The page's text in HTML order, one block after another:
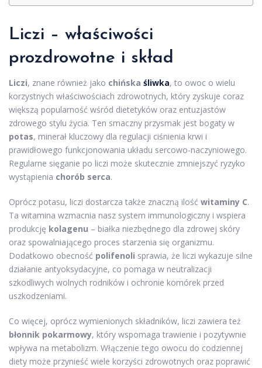
Liczi – właściwości
prozdrowotne i skład
Liczi, znane również jako chińska śliwka, to owoc o wielu
korzystnych właściwościach zdrowotnych, który zyskuje coraz
większą popularność wśród dietetyków oraz entuzjastów
zdrowego stylu życia. Ten smaczny przysmak jest bogaty w
potas, minerał kluczowy dla regulacji ciśnienia krwi i
prawidłowego funkcjonowania układu sercowo-naczyniowego.
Regularne sięganie po liczi może skutecznie zmniejszyć ryzyko
wystąpienia chorób serca.
Oprócz potasu, liczi dostarcza także znaczną ilość witaminy C.
Ta witamina wzmacnia nasz system immunologiczny i wspiera
produkcję kolagenu – białka niezbędnego dla zdrowej skóry
oraz spowalniającego proces starzenia się organizmu.
Dodatkowo obecność polifenoli sprawia, że liczi wykazuje silne
działanie antyoksydacyjne, co pomaga w neutralizacji
szkodliwych wolnych rodników i ochronie komórek przed
uszkodzeniami.
Co więcej, oprócz wymienionych składników, liczi zawiera też
błonnik pokarmowy, który wspomaga trawienie i pozytywnie
wpływa na metabolizm. Włączenie tego owocu do codziennej
diety może przynieść wiele korzyści zdrowotnych oraz poprawić